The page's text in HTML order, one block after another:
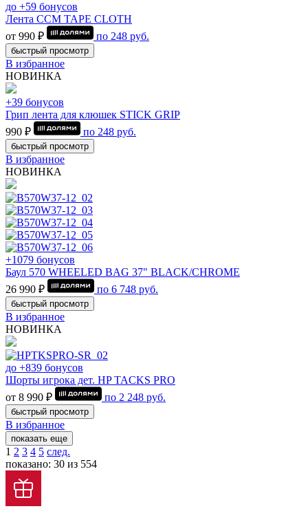
до +59 бонусов
Лента CCM TAPE CLOTH
от 990 ₽
по 248 руб.
быстрый просмотр
В избранное
НОВИНКА
+39 бонусов
Грип лента для клюшек STICK GRIP
990 ₽
по 248 руб.
быстрый просмотр
В избранное
НОВИНКА
+1079 бонусов
Баул 570 WHEELED BAG 37" BLACK/CHROME
26 990 ₽
по 6 748 руб.
быстрый просмотр
В избранное
НОВИНКА
до +839 бонусов
Шорты игрока дет. HP TACKS PRO
от 8 990 ₽
по 2 248 руб.
быстрый просмотр
В избранное
показать еще
1 2 3 4 5 след.
показано: 30 из 554